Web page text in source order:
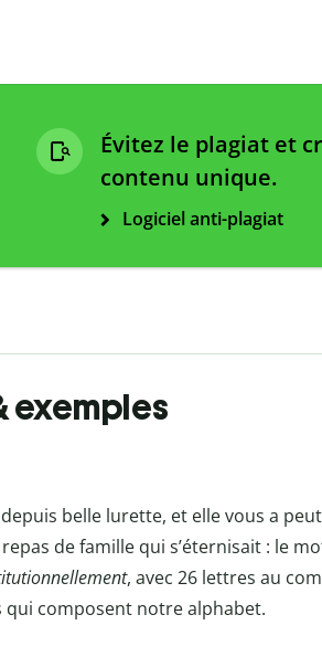
Évitez le plagiat et
contenu unique.
Logiciel anti-plagiat
exemples
belle lurette, et elle vous a
de famille qui s’éternisait : le
, avec 26 lettres au
composent notre alphabet.